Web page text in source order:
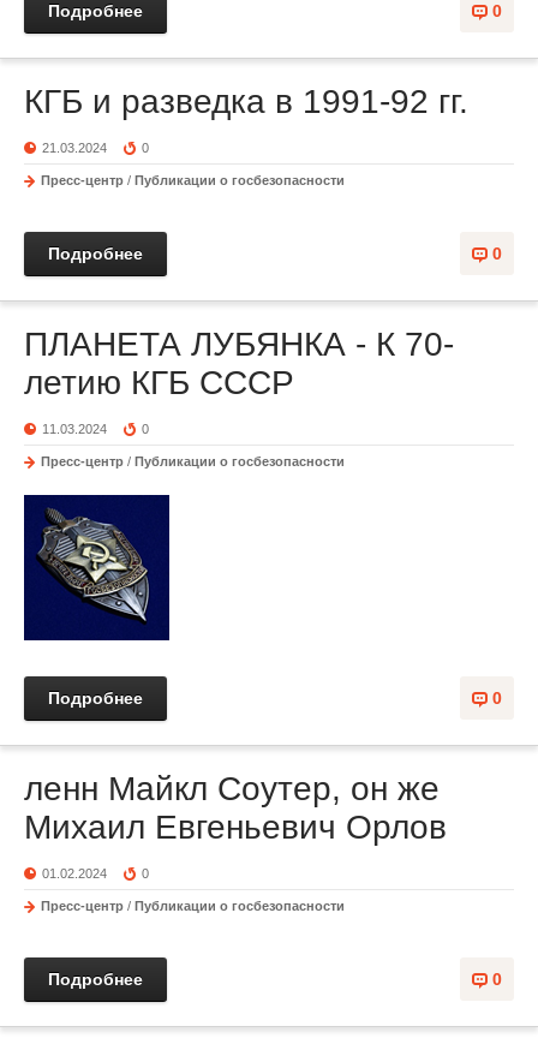
0
Подробнее
КГБ и разведка в 1991-92 гг.
21.03.2024 0
Пресс-центр / Публикации о госбезопасности
0
Подробнее
ПЛАНЕТА ЛУБЯНКА - К 70-
летию КГБ СССР
11.03.2024 0
Пресс-центр / Публикации о госбезопасности
0
Подробнее
ленн Майкл Соутер, он же
Михаил Евгеньевич Орлов
01.02.2024 0
Пресс-центр / Публикации о госбезопасности
0
Подробнее